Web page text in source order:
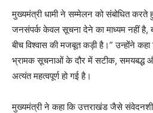
मुख्यमंत्री धामी ने सम्मेलन को संबोधित
जनसंपर्क केवल सूचना देने का माध्यम नहीं
बीच विश्वास की मजबूत कड़ी है।” उन्होंने
भ्रामक सूचनाओं के दौर में सटीक, समयबद्ध
अत्यंत महत्वपूर्ण हो गई है।
मुख्यमंत्री ने कहा कि उत्तराखंड जैसे